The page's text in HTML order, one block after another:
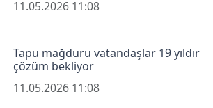
11.05.2026 11:08
Tapu mağduru vatandaşlar 19 yıldır
çözüm bekliyor
11.05.2026 11:08